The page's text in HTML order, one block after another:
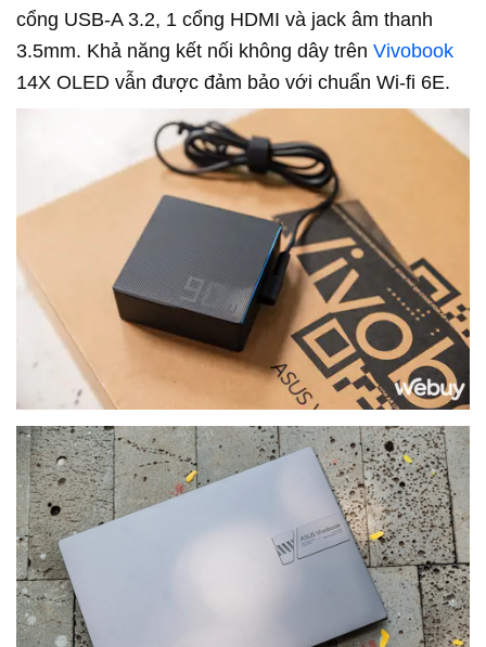
cổng USB-A 3.2, 1 cổng HDMI và jack âm thanh
3.5mm. Khả năng kết nối không dây trên Vivobook
14X OLED vẫn được đảm bảo với chuẩn Wi-fi 6E.